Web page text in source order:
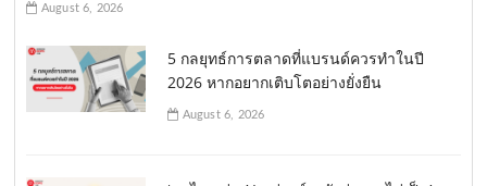
August 6, 2026
5 กลยุทธ์การตลาดที่แบรนด์ควรทำในปี
2026 หากอยากเติบโตอย่างยั่งยืน
August 6, 2026